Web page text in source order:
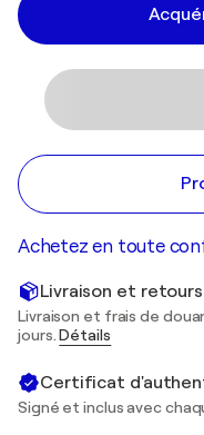
Achetez en toute
Livraison et
Livraison et frais de
jours.Détails
Certificat
Signé et inclus avec